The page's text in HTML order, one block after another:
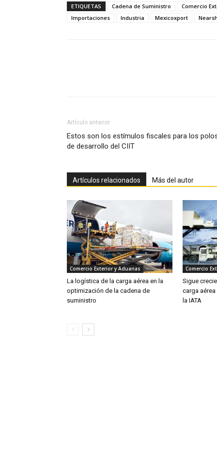
ETIQUETAS
Cadena de Suministro
Comercio
Importaciones
Industria Mexicoxport
Artículo anterior
Estos son los estímulos fiscales para los
de desarrollo del CIIT
Artículos relacionados Más del autor
Comercio Exterior y Aduanas
La logística de la carga aérea en la
optimización de la cadena de
suministro
Comercio
Sigue
carga
la IATA